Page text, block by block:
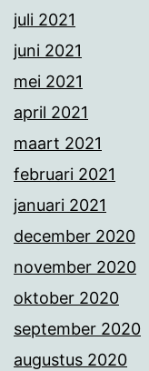
juli 2021
juni 2021
mei 2021
april 2021
maart 2021
februari 2021
januari 2021
december 2020
november 2020
oktober 2020
september 2020
augustus 2020